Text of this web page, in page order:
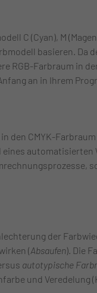
C (Cyan), M
basieren.
RGB-Farbraum in
an in Ihrem
den CMYK-
der
(Absaufen). Die
autotypische
und Veredelung